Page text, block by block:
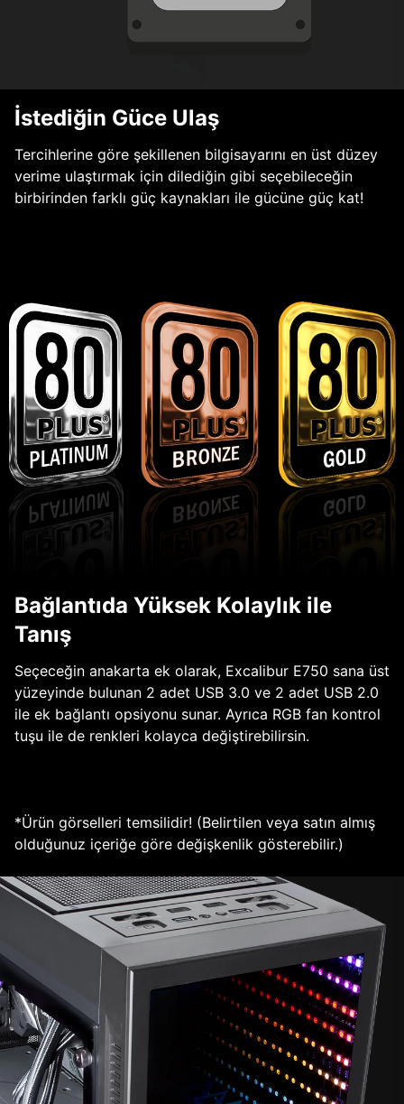
İstediğin Güce Ulaş
Tercihlerine göre şekillenen bilgisayarını en üst düzey
verime ulaştırmak için dilediğin gibi seçebileceğin
birbirinden farklı güç kaynakları ile gücüne güç kat!
Bağlantıda Yüksek Kolaylık ile
Tanış
Seçeceğin anakarta ek olarak, Excalibur E750 sana üst
yüzeyinde bulunan 2 adet USB 3.0 ve 2 adet USB 2.0
ile ek bağlantı opsiyonu sunar. Ayrıca RGB fan kontrol
tuşu ile de renkleri kolayca değiştirebilirsin.
*Ürün görselleri temsilidir! (Belirtilen veya satın almış
olduğunuz içeriğe göre değişkenlik gösterebilir.)